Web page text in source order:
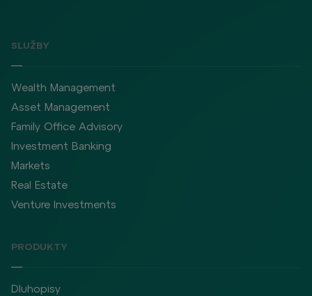
SLUŽBY
Wealth Management
Asset Management
Family Office Advisory
Investment Banking
Markets
Real Estate
Venture Investments
PRODUKTY
Dluhopisy